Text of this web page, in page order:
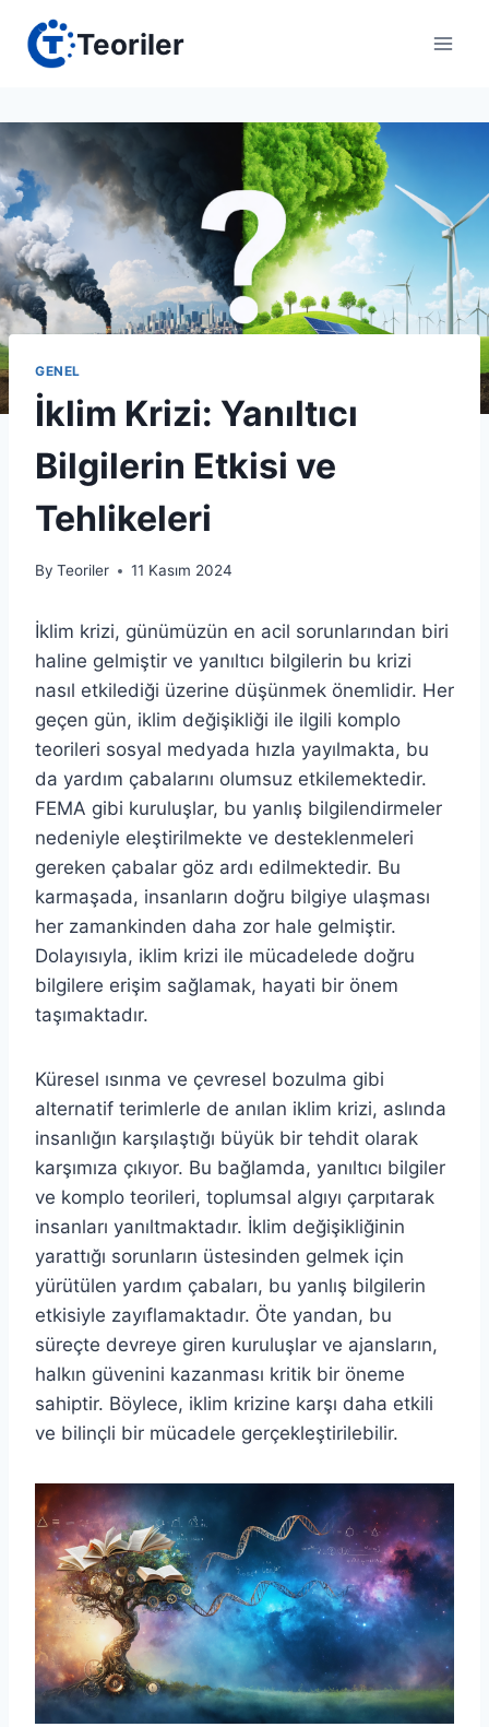
content
Teoriler
GENEL
İklim Krizi: Yanıltıcı
Bilgilerin Etkisi ve
Tehlikeleri
By Teoriler 11 Kasım 2024
İklim krizi, günümüzün en acil sorunlarından biri
haline gelmiştir ve yanıltıcı bilgilerin bu krizi
nasıl etkilediği üzerine düşünmek önemlidir. Her
geçen gün, iklim değişikliği ile ilgili komplo
teorileri sosyal medyada hızla yayılmakta, bu
da yardım çabalarını olumsuz etkilemektedir.
FEMA gibi kuruluşlar, bu yanlış bilgilendirmeler
nedeniyle eleştirilmekte ve desteklenmeleri
gereken çabalar göz ardı edilmektedir. Bu
karmaşada, insanların doğru bilgiye ulaşması
her zamankinden daha zor hale gelmiştir.
Dolayısıyla, iklim krizi ile mücadelede doğru
bilgilere erişim sağlamak, hayati bir önem
taşımaktadır.
Küresel ısınma ve çevresel bozulma gibi
alternatif terimlerle de anılan iklim krizi, aslında
insanlığın karşılaştığı büyük bir tehdit olarak
karşımıza çıkıyor. Bu bağlamda, yanıltıcı bilgiler
ve komplo teorileri, toplumsal algıyı çarpıtarak
insanları yanıltmaktadır. İklim değişikliğinin
yarattığı sorunların üstesinden gelmek için
yürütülen yardım çabaları, bu yanlış bilgilerin
etkisiyle zayıflamaktadır. Öte yandan, bu
süreçte devreye giren kuruluşlar ve ajansların,
halkın güvenini kazanması kritik bir öneme
sahiptir. Böylece, iklim krizine karşı daha etkili
ve bilinçli bir mücadele gerçekleştirilebilir.